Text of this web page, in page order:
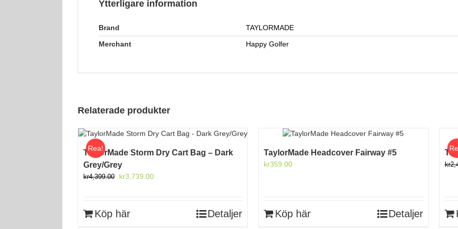
Ytterligare information
Brand
TAYLORMADE
Merchant
Happy Golfer
Relaterade produkter
Rea!
TaylorMade Storm Dry Cart Bag – Dark
Grey/Grey
kr4,399.00
Det
kr4,399.00.
kr3,739.00Det
Köp här Detaljer
TaylorMade Headcover Fairway #5
kr359.00
Köp här Detaljer
kr